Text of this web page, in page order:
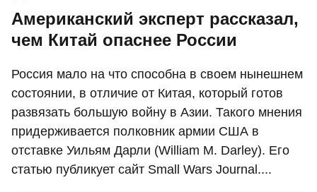
Американский эксперт рассказал,
чем Китай опаснее России
Россия мало на что способна в своем нынешнем
состоянии, в отличие от Китая, который готов
развязать большую войну в Азии. Такого мнения
придерживается полковник армии США в
отставке Уильям Дарли (William M. Darley). Его
статью публикует сайт Small Wars Journal....